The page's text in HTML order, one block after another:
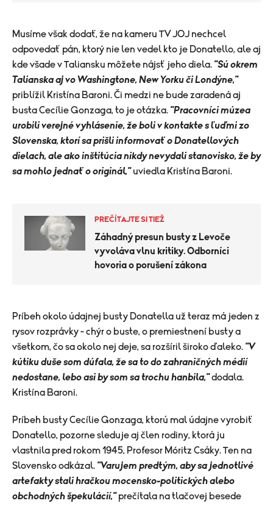
Musíme však dodať, že na kameru TV JOJ nechcel
odpovedať pán, ktorý nie len vedel kto je Donatello, ale aj
kde všade v Taliansku môžete nájsť jeho diela. "Sú okrem
Talianska aj vo Washingtone, New Yorku či Londýne,"
priblížil Kristína Baroni. Či medzi ne bude zaradená aj
busta Cecílie Gonzaga, to je otázka. "Pracovníci múzea
urobili verejné vyhlásenie, že boli v kontakte s ľuďmi zo
Slovenska, ktorí sa prišli informovať o Donatellových
dielach, ale ako inštitúcia nikdy nevydali stanovisko, že by
sa mohlo jednať o originál,"uviedla Kristína Baroni.
PREČÍTAJTE SI TIEŽ
Záhadný presun busty z Levoče
vyvoláva vlnu kritiky. Odborníci
hovoria o porušení zákona
Príbeh okolo údajnej busty Donatella už teraz má jeden z
rysov rozprávky - chýr o buste, o premiestnení busty a
všetkom, čo sa okolo nej deje, sa rozšíril široko ďaleko. "V
kútiku duše som dúfala, že sa to do zahraničných médií
nedostane, lebo asi by som sa trochu hanbila,"dodala.
Kristína Baroni.
Príbeh busty Cecílie Gonzaga, ktorú mal údajne vyrobiť
Donatello, pozorne sleduje aj člen rodiny, ktorá ju
vlastnila pred rokom 1945, Profesor Móritz Csáky. Ten na
Slovensko odkázal. "Varujem predtým, aby sa jednotlivé
artefakty stali hračkou mocensko-politických alebo
obchodných špekulácií,"prečítala na tlačovej besede